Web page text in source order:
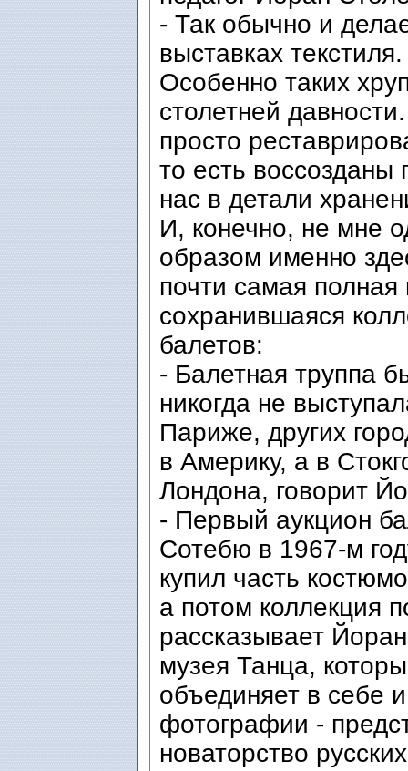
- Так обычно и
выставках
Особенно таких
столетней
просто
то есть воссозданы
нас в детали
И, конечно, не мне
образом именно
почти самая
сохранившаяся
балетов:
- Балетная труппа
никогда не
Париже, других
в Америку, а в
Лондона, говорит
- Первый аукцион
Сотебю в 1967-м
купил часть
а потом коллекция
рассказывает
музея Танца,
объединяет в себе
фотографии -
новаторство